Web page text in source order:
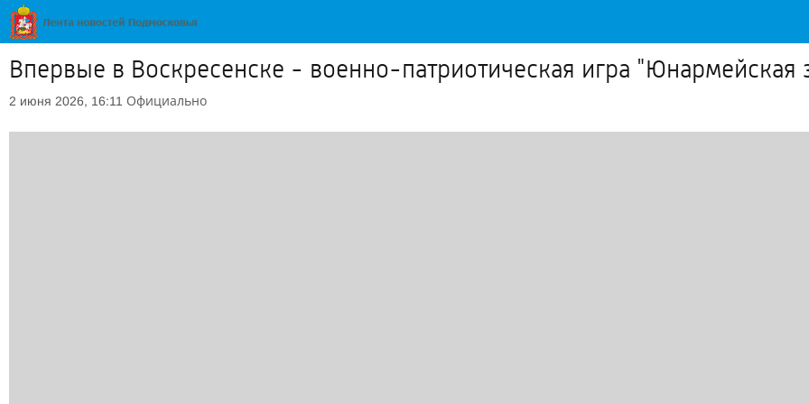
Впервые в Воскресенске - военно-патриотическая игра "Юнармейская
2 июня 2026, 16:11 Официально